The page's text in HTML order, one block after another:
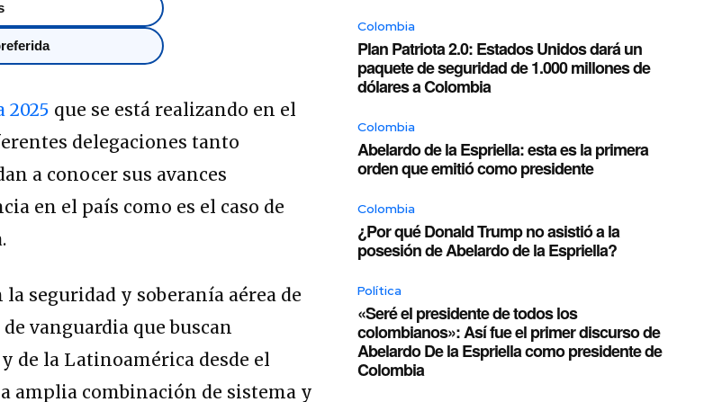
2025 que se está realizando en el
delegaciones tanto
a conocer sus avances
en el país como es el caso de
seguridad y soberanía aérea de
vanguardia que buscan
de la Latinoamérica desde el
combinación de sistema y
Colombia
Plan Patriota 2.0: Estados Unidos dará un
paquete de seguridad de 1.000 millones de
dólares a Colombia
Colombia
Abelardo de la Espriella: esta es la primera
orden que emitió como presidente
Colombia
¿Por qué Donald Trump no asistió a la
posesión de Abelardo de la Espriella?
Política
«Seré el presidente de todos los
colombianos»: Así fue el primer discurso de
Abelardo De la Espriella como presidente de
Colombia